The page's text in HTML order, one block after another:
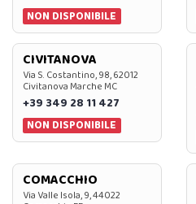
NON DISPONIBILE
CIVITANOVA
Via S. Costantino, 98, 62012
Civitanova Marche MC
+39 349 28 11 427
NON DISPONIBILE
COMACCHIO
Via Valle Isola, 9, 44022